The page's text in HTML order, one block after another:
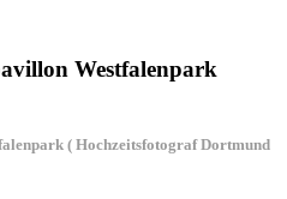
Westfalenpark
( Hochzeitsfotograf Dortmund